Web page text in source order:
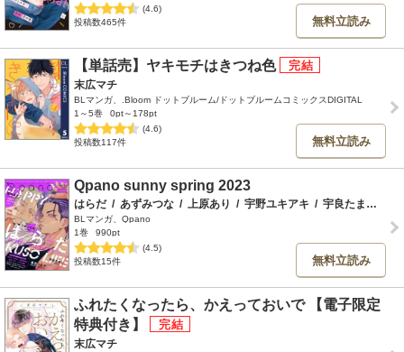
(4.6)
投稿数465件
無料立読み
【単話売】ヤキモチはきつね色
末広マチ
BLマンガ、.Bloom ドットブルーム/ドットブルームコミックスDIGITAL
1～5巻
0pt～178pt
(4.6)
投稿数117件
無料立読み
Qpano sunny spring 2023
はらだ / あずみつな / 上原あり / 宇野ユキアキ / 宇良たまじ
BLマンガ、Qpano
1巻
990pt
(4.5)
投稿数15件
無料立読み
ふれたくなったら、かえっておいで 【電子限定
特典付き】
末広マチ